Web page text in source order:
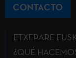
CONTACTO
ETXEPARE
¿QUÉ